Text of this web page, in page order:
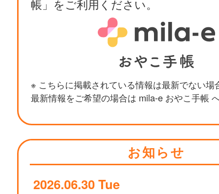
帳」をご利用ください。
※ こちらに掲載されている情報は最新でない場
最新情報をご希望の場合は mila-e おやこ手帳
お知らせ
2026.06.30 Tue